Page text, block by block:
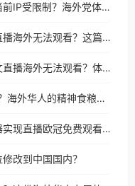
在马来西亚看咪咕视频世界杯当前IP受限制？海外党体育观赛终极指南来了
在韩国看咪咕视频世界杯中文直播海外无法观看？这篇指南帮你解决所有地区限制问题
在加拿大看咪咕视频世界杯中文直播海外无法观看？体育迷的专属回国加速指南来了！
蜻蜓FM在俄罗斯用不了怎么办？海外华人的精神食粮补给方案
海外党必看：如何用回国加速器实现直播欧冠免费观看？附影视音乐全攻略
改到中国国内？